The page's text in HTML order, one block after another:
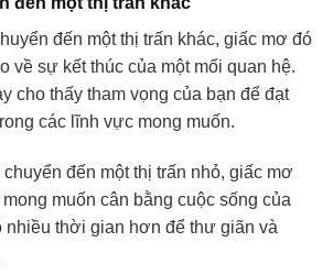
đến một thị trấn khác, giấc mơ đó
về sự kết thúc của một mối quan hệ.
cho thấy tham vọng của bạn để đạt
các lĩnh vực mong muốn.
đến một thị trấn nhỏ, giấc mơ
muốn cân bằng cuộc sống của
nhiều thời gian hơn để thư giãn và